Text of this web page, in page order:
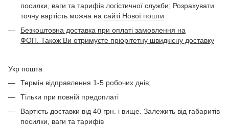
посилки, ваги та тарифів логістичної служби; Розрахувати
точну вартість можна на сайті Нової пошти
Безкоштовна доставка при оплаті замовлення на
ФОП. Також Ви отримуєте пріорітетну швидкісну доставку
Укр пошта
Термін відправлення 1-5 робочих днів;
Тільки при повній предоплаті
Вартість доставки від 40 грн. і вище. Залежить від габаритів
посилки, ваги та тарифів